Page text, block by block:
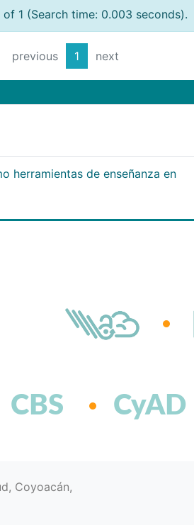
of 1 (Search time: 0.003 seconds).
previous 1 next
herramientas de enseñanza en
CBS CyAD
Coyoacán,